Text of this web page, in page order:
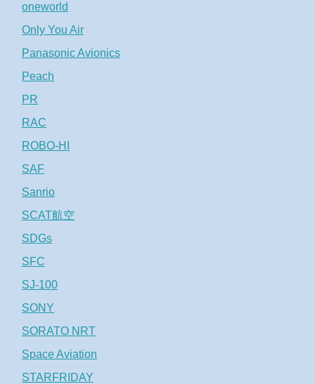
oneworld
Only You Air
Panasonic Avionics
Peach
PR
RAC
ROBO-HI
SAF
Sanrio
SCAT航空
SDGs
SFC
SJ-100
SONY
SORATO NRT
Space Aviation
STARFRIDAY